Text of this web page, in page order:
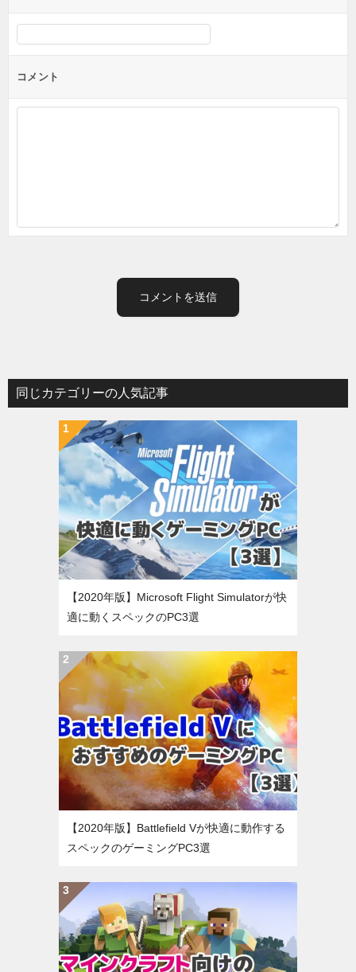
コメント
同じカテゴリーの人気記事
【2020年版】Microsoft Flight Simulatorが快
適に動くスペックのPC3選
【2020年版】Battlefield Vが快適に動作する
スペックのゲーミングPC3選